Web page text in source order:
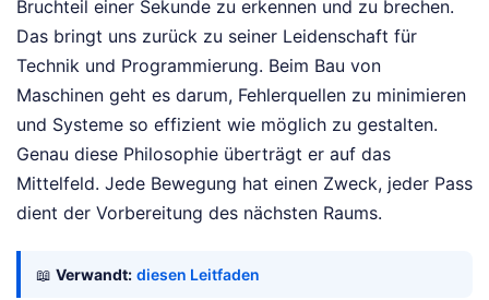
Bruchteil einer Sekunde zu erkennen und zu brechen.
Das bringt uns zurück zu seiner Leidenschaft für
Technik und Programmierung. Beim Bau von
Maschinen geht es darum, Fehlerquellen zu minimieren
und Systeme so effizient wie möglich zu gestalten.
Genau diese Philosophie überträgt er auf das
Mittelfeld. Jede Bewegung hat einen Zweck, jeder Pass
dient der Vorbereitung des nächsten Raums.
📖 Verwandt: diesen Leitfaden